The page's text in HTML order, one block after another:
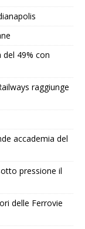
49% con
raggiunge
accademia del
pressione il
delle Ferrovie